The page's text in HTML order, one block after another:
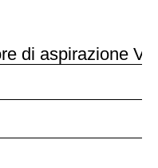
di aspirazione V8